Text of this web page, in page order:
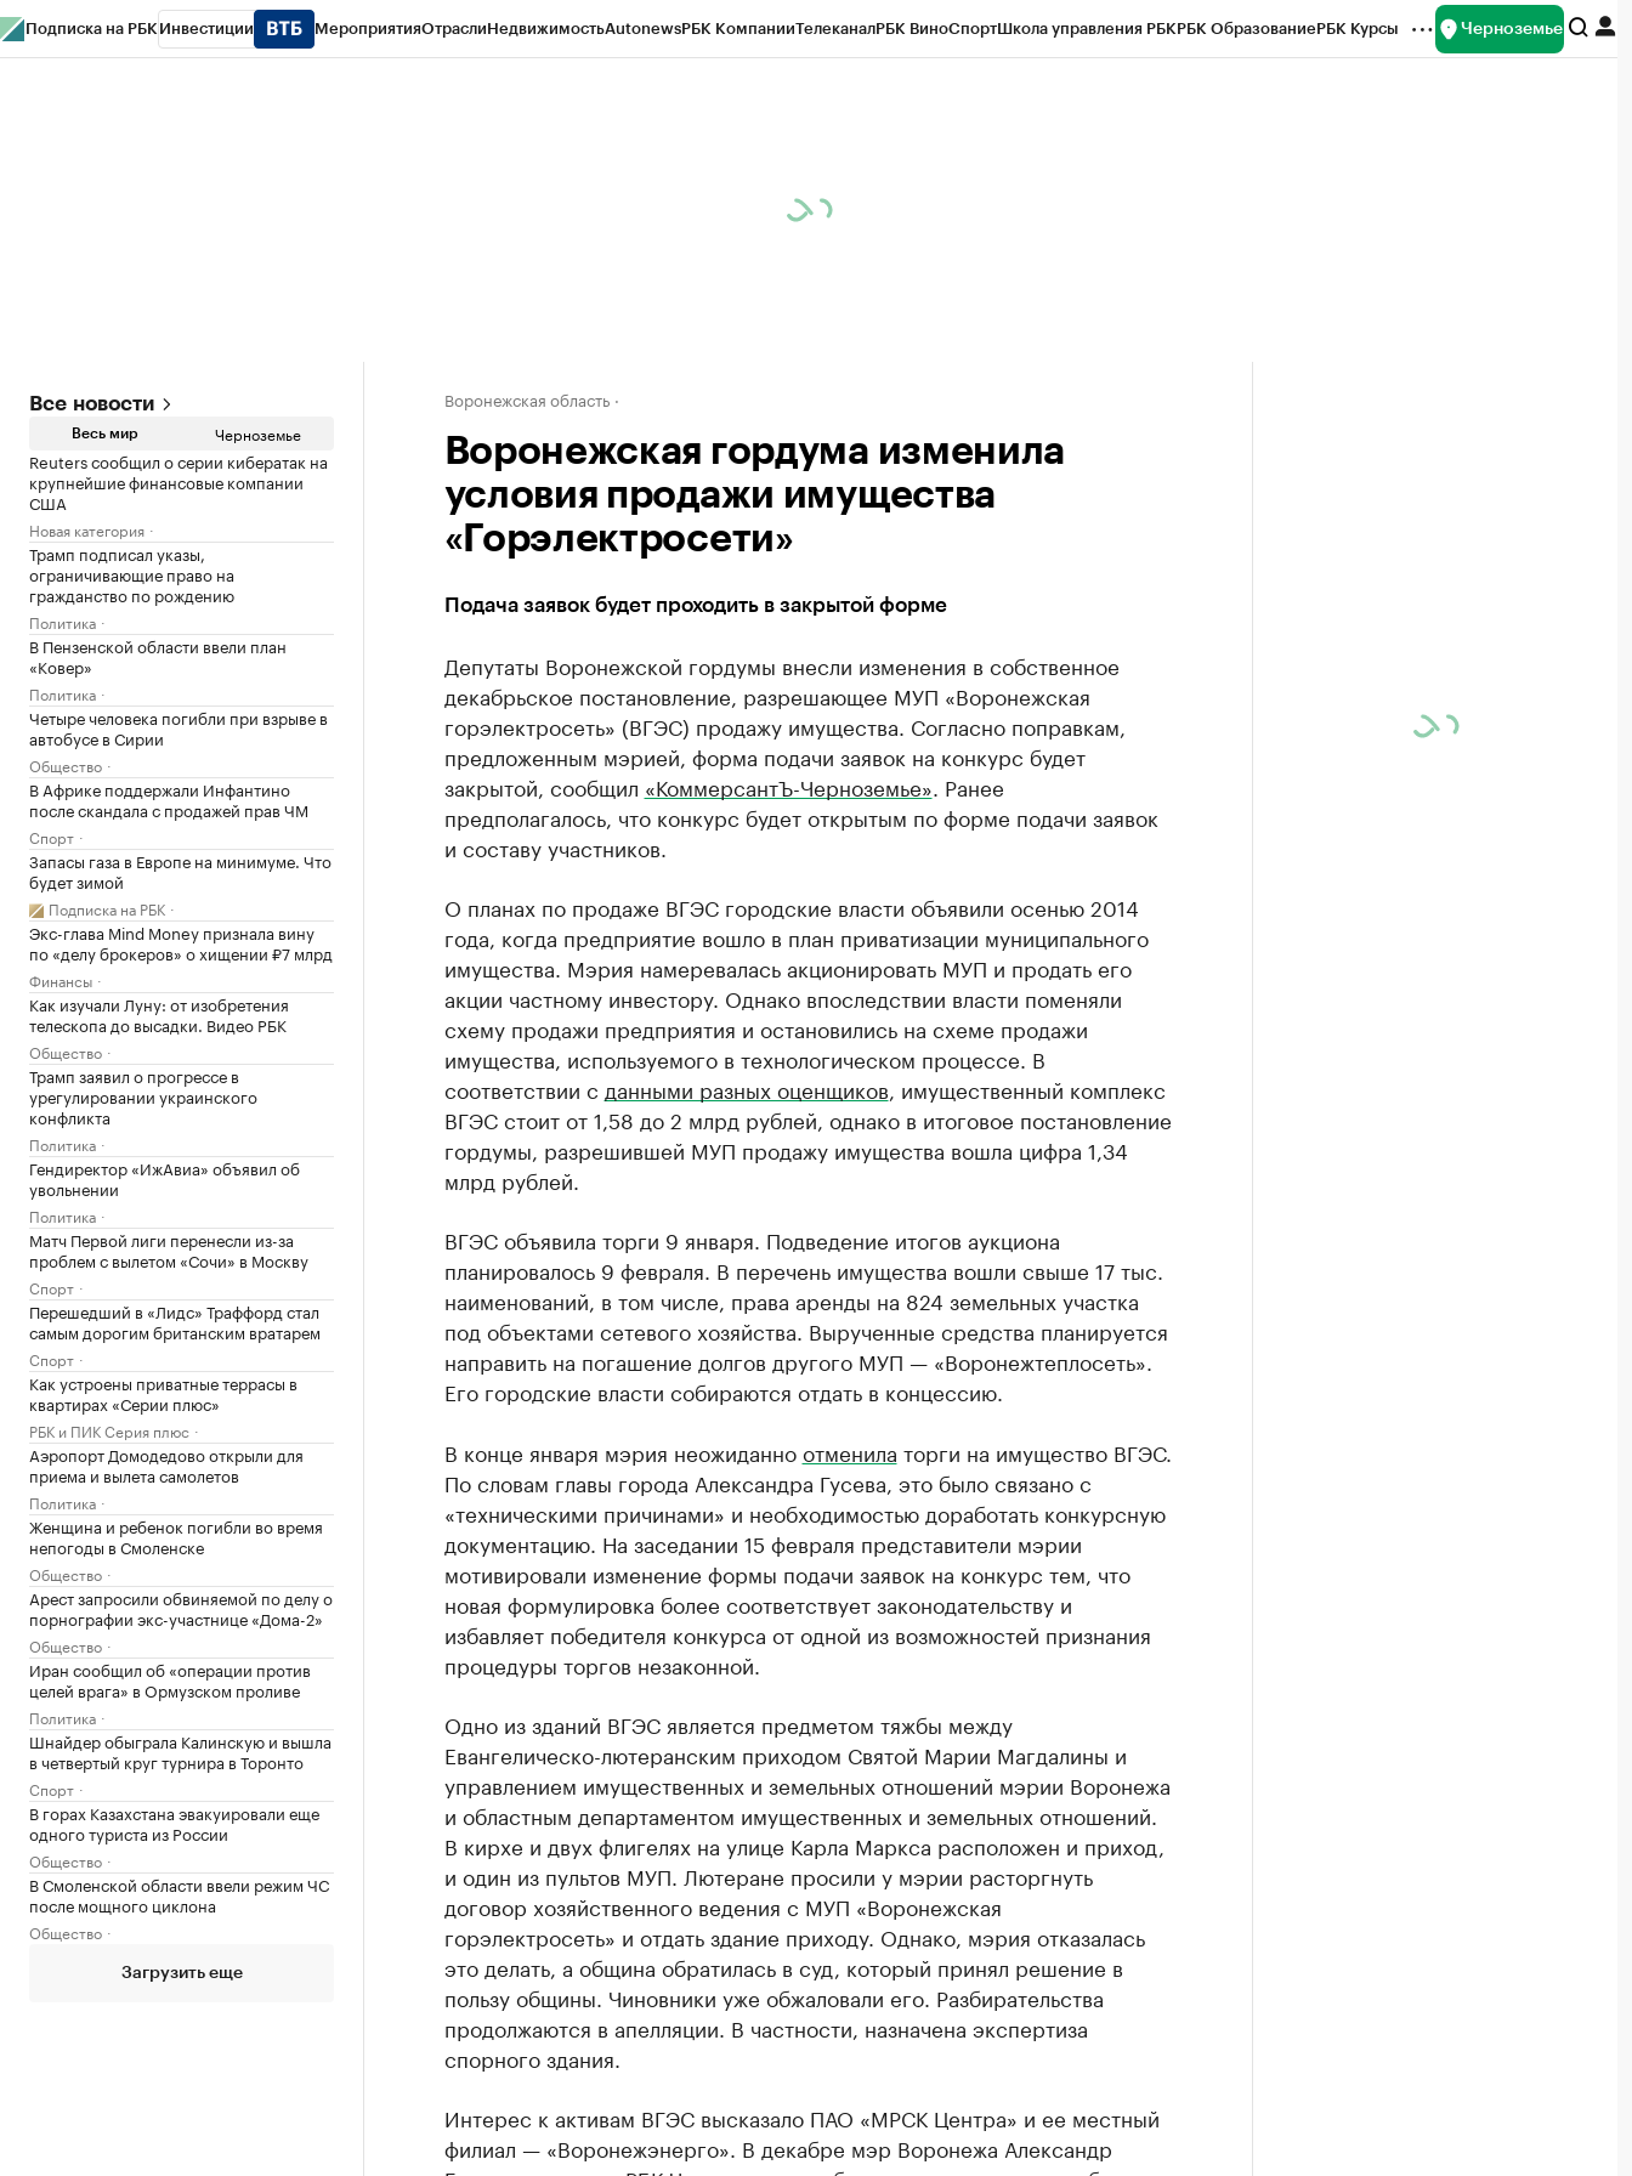
Подписка на РБК Инвестиции МероприятияОтраслиНедвижимостьAutonewsРБК КомпанииТелеканалРБК ВиноСпортШкола управления РБКРБК ОбразованиеРБК Курсы Черноземье
Все новости
Весь мир Черноземье
Reuters сообщил о серии кибератак на
крупнейшие финансовые компании
США
Новая категория
Трамп подписал указы,
ограничивающие право на
гражданство по рождению
Политика
В Пензенской области ввели план
«Ковер»
Политика
Четыре человека погибли при взрыве в
автобусе в Сирии
Общество
В Африке поддержали Инфантино
после скандала с продажей прав ЧМ
Спорт
Запасы газа в Европе на минимуме. Что
будет зимой
Подписка на РБК
Экс-глава Mind Money признала вину
по «делу брокеров» о хищении ₽7 млрд
Финансы
Как изучали Луну: от изобретения
телескопа до высадки. Видео РБК
Общество
Трамп заявил о прогрессе в
урегулировании украинского
конфликта
Политика
Гендиректор «ИжАвиа» объявил об
увольнении
Политика
Матч Первой лиги перенесли из-за
проблем с вылетом «Сочи» в Москву
Спорт
Перешедший в «Лидс» Траффорд стал
самым дорогим британским вратарем
Спорт
Как устроены приватные террасы в
квартирах «Серии плюс»
РБК и ПИК Серия плюс
Аэропорт Домодедово открыли для
приема и вылета самолетов
Политика
Женщина и ребенок погибли во время
непогоды в Смоленске
Общество
Арест запросили обвиняемой по делу о
порнографии экс-участнице «Дома-2»
Общество
Иран сообщил об «операции против
целей врага» в Ормузском проливе
Политика
Шнайдер обыграла Калинскую и вышла
в четвертый круг турнира в Торонто
Спорт
В горах Казахстана эвакуировали еще
одного туриста из России
Общество
В Смоленской области ввели режим ЧС
после мощного циклона
Общество
Загрузить еще
Воронежская область
Воронежская гордума изменила
условия продажи имущества
«Горэлектросети»
Подача заявок будет проходить в закрытой форме
Депутаты Воронежской гордумы внесли изменения в собственное
декабрьское постановление, разрешающее МУП «Воронежская
горэлектросеть» (ВГЭС) продажу имущества. Согласно поправкам,
предложенным мэрией, форма подачи заявок на конкурс будет
закрытой, сообщил «КоммерсантЪ-Черноземье» . Ранее
предполагалось, что конкурс будет открытым по форме подачи заявок
и составу участников.
О планах по продаже ВГЭС городские власти объявили осенью 2014
года, когда предприятие вошло в план приватизации муниципального
имущества. Мэрия намеревалась акционировать МУП и продать его
акции частному инвестору. Однако впоследствии власти поменяли
схему продажи предприятия и остановились на схеме продажи
имущества, используемого в технологическом процессе. В
соответствии с данными разных оценщиков , имущественный комплекс
ВГЭС стоит от 1,58 до 2 млрд рублей, однако в итоговое постановление
гордумы, разрешившей МУП продажу имущества вошла цифра 1,34
млрд рублей.
ВГЭС объявила торги 9 января. Подведение итогов аукциона
планировалось 9 февраля. В перечень имущества вошли свыше 17 тыс.
наименований, в том числе, права аренды на 824 земельных участка
под объектами сетевого хозяйства. Вырученные средства планируется
направить на погашение долгов другого МУП — «Воронежтеплосеть».
Его городские власти собираются отдать в концессию.
В конце января мэрия неожиданноотменила торги на имущество ВГЭС.
По словам главы города Александра Гусева, это было связано с
«техническими причинами» и необходимостью доработать конкурсную
документацию. На заседании 15 февраля представители мэрии
мотивировали изменение формы подачи заявок на конкурс тем, что
новая формулировка более соответствует законодательству и
избавляет победителя конкурса от одной из возможностей признания
процедуры торгов незаконной.
Одно из зданий ВГЭС является предметом тяжбы между
Евангелическо-лютеранским приходом Святой Марии Магдалины и
управлением имущественных и земельных отношений мэрии Воронежа
и областным департаментом имущественных и земельных отношений.
В кирхе и двух флигелях на улице Карла Маркса расположен и приход,
и один из пультов МУП. Лютеране просили у мэрии расторгнуть
договор хозяйственного ведения с МУП «Воронежская
горэлектросеть» и отдать здание приходу. Однако, мэрия отказалась
это делать, а община обратилась в суд, который принял решение в
пользу общины. Чиновники уже обжаловали его. Разбирательства
продолжаются в апелляции. В частности, назначена экспертиза
спорного здания.
Интерес к активам ВГЭС высказало ПАО «МРСК Центра» и ее местный
филиал — «Воронежэнерго». В декабре мэр Воронежа Александр